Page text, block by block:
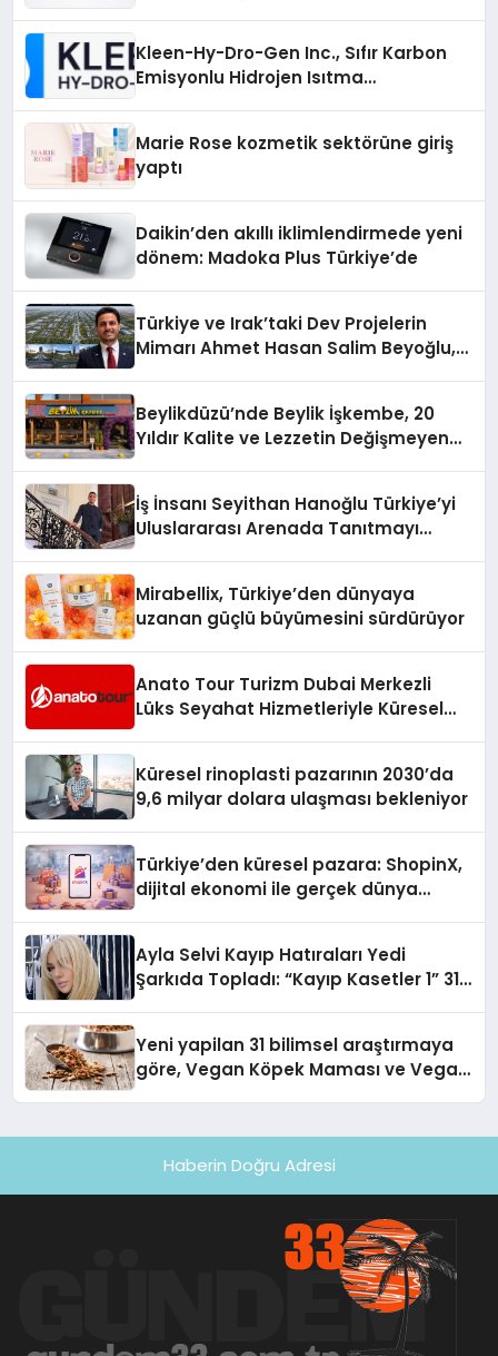
Kleen-Hy-Dro-Gen Inc., Sıfır Karbon
Emisyonlu Hidrojen Isıtma
Marie Rose kozmetik sektörüne giriş
yaptı
Daikin’den akıllı iklimlendirmede yeni
dönem: Madoka Plus Türkiye’de
Türkiye ve Irak’taki Dev Projelerin
Mimarı Ahmet Hasan Salim Beyoğlu,
Hayata Geçirecek
Beylikdüzü’nde Beylik İşkembe, 20
Yıldır Kalite ve Lezzetin Değişmeyen
İş İnsanı Seyithan Hanoğlu Türkiye’yi
Uluslararası Arenada Tanıtmayı
Mirabellix, Türkiye’den dünyaya
uzanan güçlü büyümesini sürdürüyor
Anato Tour Turizm Dubai Merkezli
Lüks Seyahat Hizmetleriyle Küresel
Küresel rinoplasti pazarının 2030’da
9,6 milyar dolara ulaşması bekleniyor
Türkiye’den küresel pazara: ShopinX,
dijital ekonomi ile gerçek dünya
Ayla Selvi Kayıp Hatıraları Yedi
Şarkıda Topladı: “Kayıp Kasetler 1” 31
Yeni yapilan 31 bilimsel araştırmaya
göre, Vegan Köpek Maması ve Vegan
Haberin Doğru Adresi